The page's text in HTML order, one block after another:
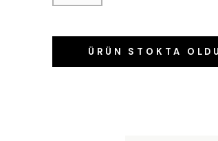
ÜRÜN STOKTA